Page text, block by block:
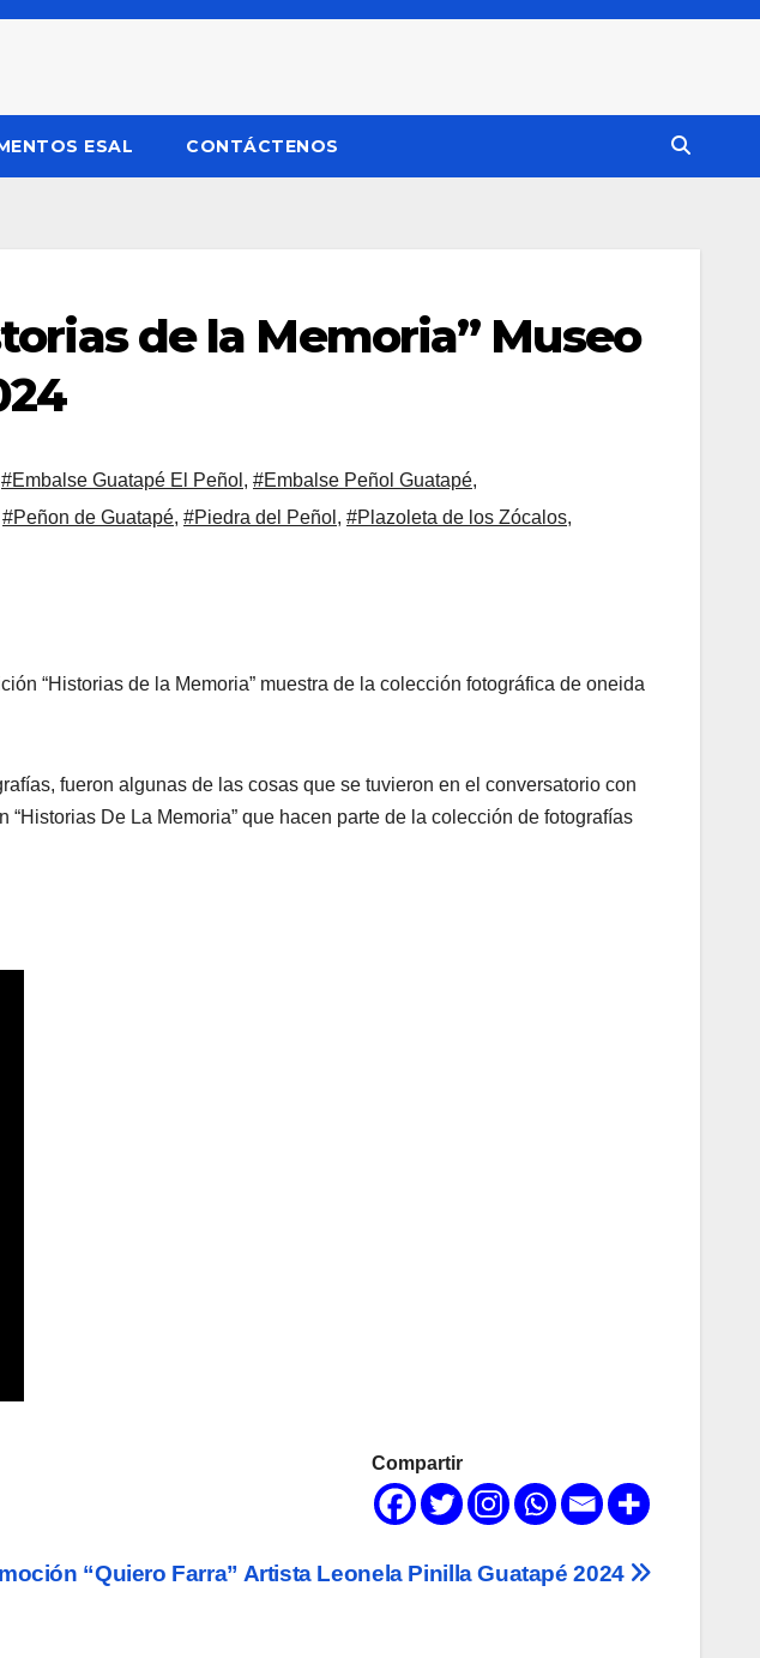
ESAL CONTÁCTENOS
de la Memoria” Museo
#Embalse Guatapé El Peñol , #Embalse Peñol Guatapé,
#Peñon de Guatapé, #Piedra del Peñol , #Plazoleta de los Zócalos,
“Historias de la Memoria” muestra de la colección fotográfica de oneida
fueron algunas de las cosas que se tuvieron en el conversatorio con
De La Memoria” que hacen parte de la colección de fotografías
Compartir
“Quiero Farra” Artista Leonela Pinilla Guatapé 2024